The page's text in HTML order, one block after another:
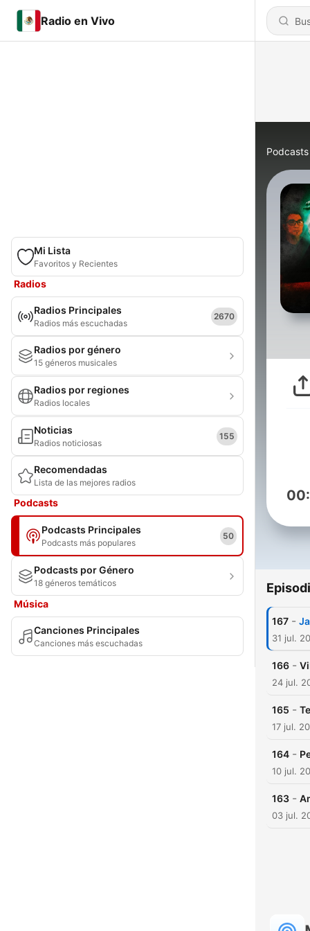
Radio en Vivo
Mi Lista
Favoritos y Recientes
Radios
Radios Principales
Radios más escuchadas
2670
Radios por género
15 géneros musicales
Radios por regiones
Radios locales
Noticias
Radios noticiosas
155
Recomendadas
Lista de las mejores radios
Podcasts
Podcasts Principales
Podcasts más populares
50
Podcasts por Género
18 géneros temáticos
Música
Canciones Principales
Canciones más escuchadas
Podcasts
167 -
31 jul.
166 -
24 jul.
165 -
17 jul.
164 -
10 jul.
163 -
03 jul.